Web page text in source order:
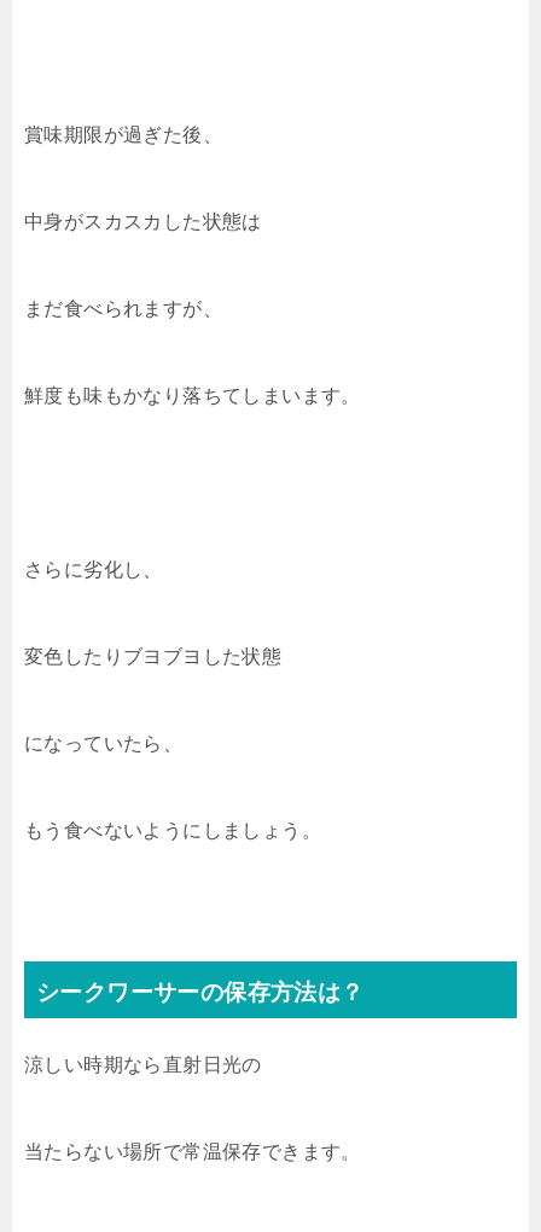
賞味期限が過ぎた後、
中身がスカスカした状態は
まだ食べられますが、
鮮度も味もかなり落ちてしまいます。
さらに劣化し、
変色したりブヨブヨした状態
になっていたら、
もう食べないようにしましょう。
シークワーサーの保存方法は？
涼しい時期なら直射日光の
当たらない場所で常温保存できます。